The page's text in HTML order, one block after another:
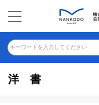
キーワードを入力してください
洋書